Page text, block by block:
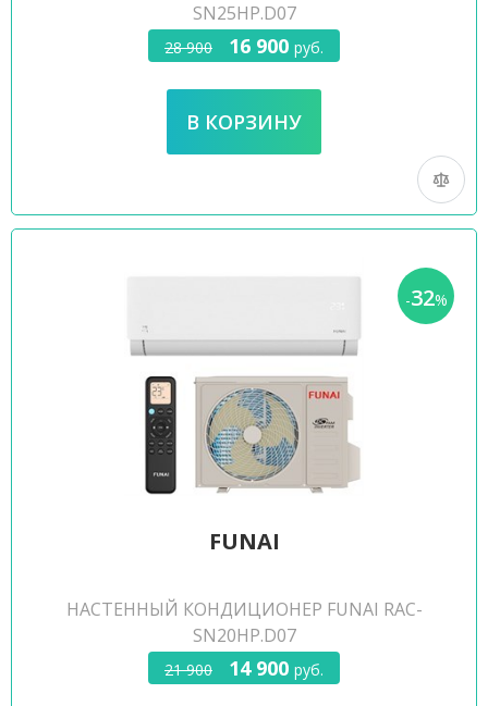
SN25HP.D07
28 900 16 900 руб.
-32%
FUNAI
НАСТЕННЫЙ КОНДИЦИОНЕР FUNAI RAC-
SN20HP.D07
21 900 14 900 руб.